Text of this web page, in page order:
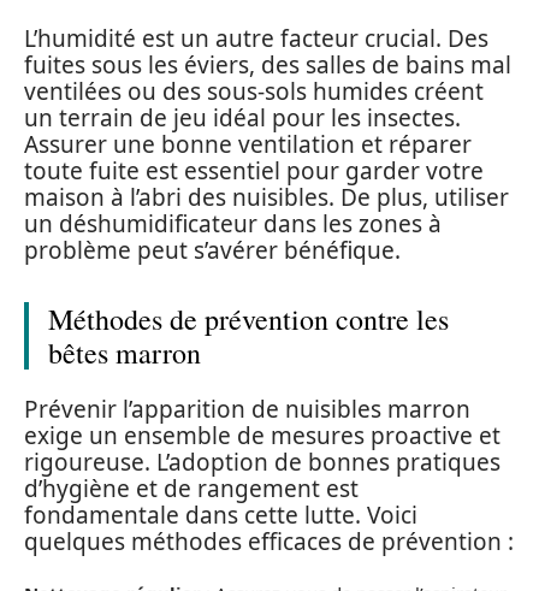
L’humidité est un autre facteur crucial. Des
fuites sous les éviers, des salles de bains mal
ventilées ou des sous-sols humides créent
un terrain de jeu idéal pour les insectes.
Assurer une bonne ventilation et réparer
toute fuite est essentiel pour garder votre
maison à l’abri des nuisibles. De plus, utiliser
un déshumidificateur dans les zones à
problème peut s’avérer bénéfique.
Méthodes de prévention contre les
bêtes marron
Prévenir l’apparition de nuisibles marron
exige un ensemble de mesures proactive et
rigoureuse. L’adoption de bonnes pratiques
d’hygiène et de rangement est
fondamentale dans cette lutte. Voici
quelques méthodes efficaces de prévention :